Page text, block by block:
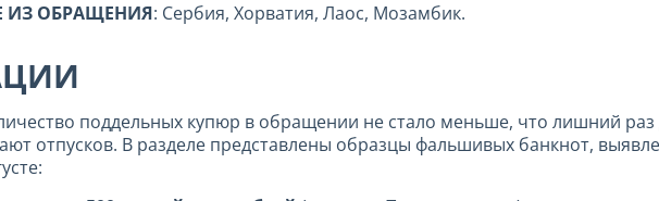
ИЗ ОБРАЩЕНИЯ: Сербия, Хорватия, Лаос, Мозамбик.
поддельных купюр в обращении не стало меньше, что лишний раз
отпусков. В разделе представлены образцы фальшивых банкнот,